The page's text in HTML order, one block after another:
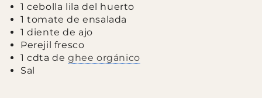
1 cebolla lila del huerto
1 tomate de ensalada
1 diente de ajo
Perejil fresco
1 cdta de ghee orgánico
Sal